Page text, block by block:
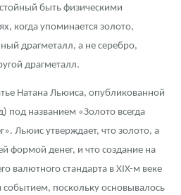
персональных данных
быть физическими
когда упоминается золото,
драгметалл, а не серебро,
драгметалл.
Натана Льюиса, опубликованной
под названием «Золото всегда
Льюис утверждает, что золото, а
формой денег, и что создание на
валютного стандарта в XIX-м веке
поскольку основывалось